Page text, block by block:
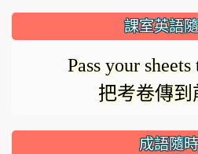
課室英語
Pass your
把考卷傳到
成語隨